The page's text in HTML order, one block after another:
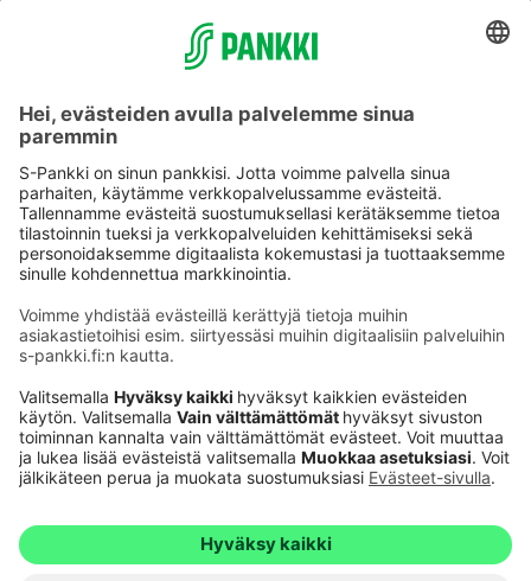
Käyttöehdot
Saavutettavuusseloste
Evästeet
Verkkopalvelujen käytön edellytykset